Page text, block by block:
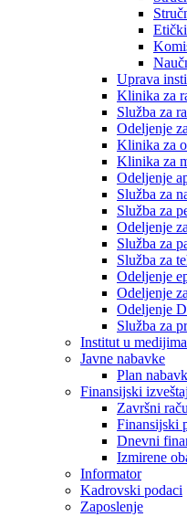
Uprava
Klinika za
Služba za
Odeljenje
Klinika za
Klinika za
Odeljenje
Služba za
Služba za
Odeljenje
Služba za
Služba za
Odeljenje
Odeljenje
Odeljenje
Služba za
Institut u medijima
Javne nabavke
Plan
Finansijski
Završni
Finansijski
Dnevni
Izmirene
Informator
Kadrovski podaci
Zaposlenje